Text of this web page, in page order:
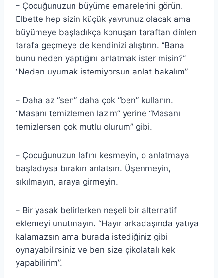
– Çocuğunuzun büyüme emarelerini görün.
Elbette hep sizin küçük yavrunuz olacak ama
büyümeye başladıkça konuşan taraftan dinlen
tarafa geçmeye de kendinizi alıştırın. “Bana
bunu neden yaptığını anlatmak ister misin?”
“Neden uyumak istemiyorsun anlat bakalım”.
– Daha az “sen” daha çok “ben” kullanın.
“Masanı temizlemen lazım” yerine “Masanı
temizlersen çok mutlu olurum” gibi.
– Çocuğunuzun lafını kesmeyin, o anlatmaya
başladıysa bırakın anlatsın. Üşenmeyin,
sıkılmayın, araya girmeyin.
– Bir yasak belirlerken neşeli bir alternatif
eklemeyi unutmayın. “Hayır arkadaşında yatıya
kalamazsın ama burada istediğiniz gibi
oynayabilirsiniz ve ben size çikolatalı kek
yapabilirim”.